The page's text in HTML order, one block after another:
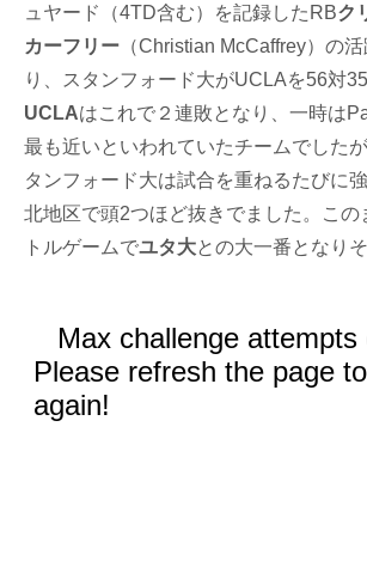
ュヤード（4TD含む）を記録したRBク
カーフリー （Christian McCaffrey）の
り、スタンフォード大がUCLAを56対
UCLAはこれで２連敗となり、一時は
最も近いといわれていたチームでした
タンフォード大は試合を重ねるたびに
北地区で頭2つほど抜きでました。この
トルゲームでユタ大との大一番となりそ